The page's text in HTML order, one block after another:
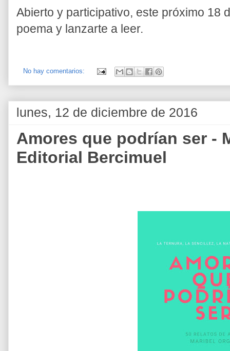
Abierto y participativo, este próximo 18
poema y lanzarte a leer.
No hay comentarios:
lunes, 12 de diciembre de 2016
Amores que podrían ser -
Editorial Bercimuel